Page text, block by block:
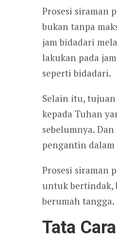
Prosesi siraman
bukan tanpa
jam bidadari
lakukan pada
seperti bidadari.
Selain itu,
kepada Tuhan
sebelumnya.
pengantin
Prosesi siraman
untuk bertindak,
berumah tangga.
Tata